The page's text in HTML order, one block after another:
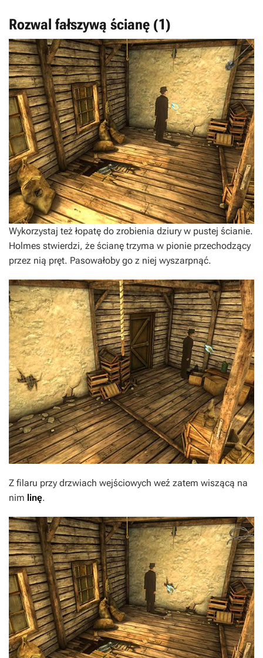
Rozwal fałszywą ścianę (1)
Wykorzystaj też łopatę do zrobienia dziury w pustej ścianie.
Holmes stwierdzi, że ścianę trzyma w pionie przechodzący
przez nią pręt. Pasowałoby go z niej wyszarpnąć.
Z filaru przy drzwiach wejściowych weź zatem wiszącą na
nim linę.